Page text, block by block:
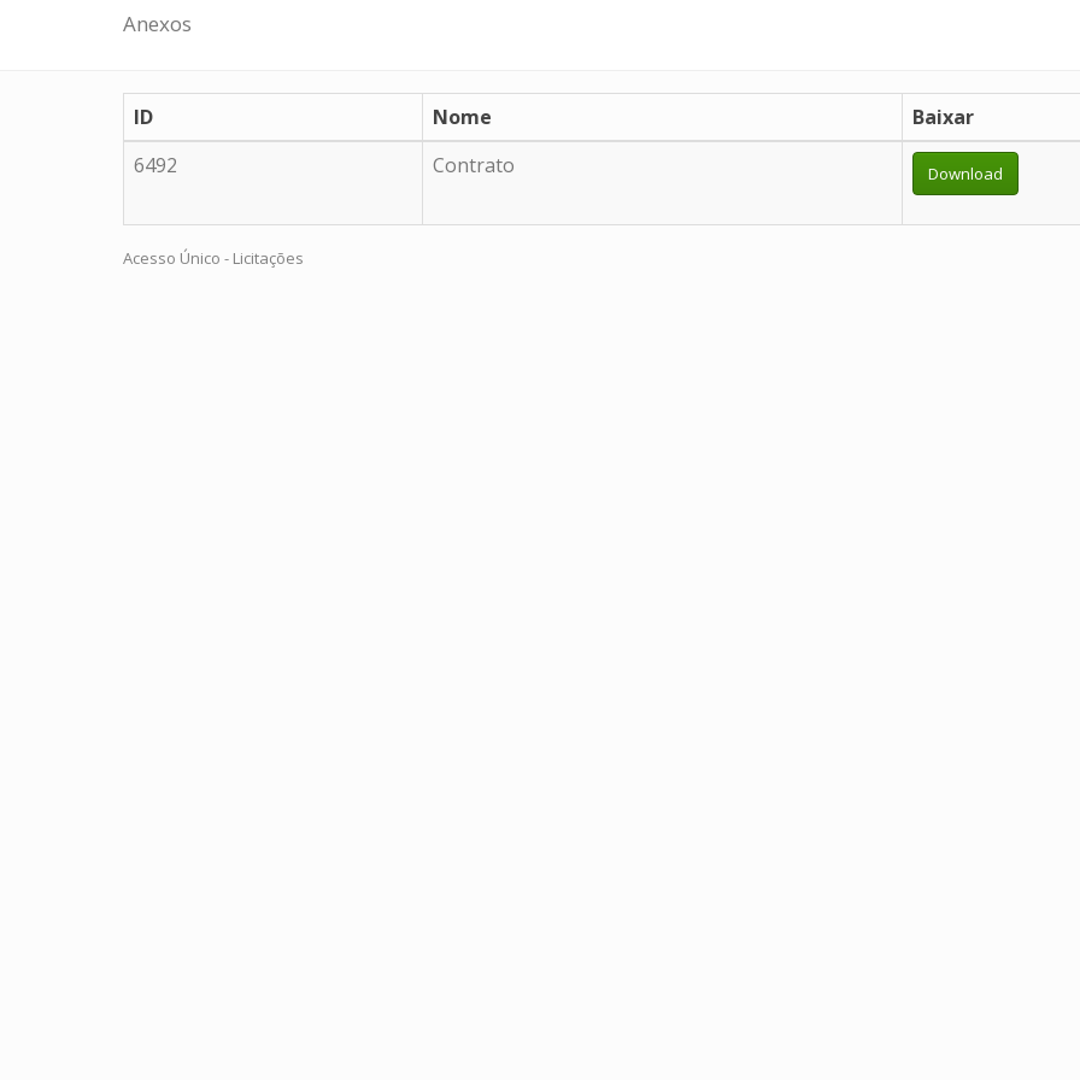
Anexos
ID Nome
Baixar
6492
Contrato
Acesso Único - Licitações